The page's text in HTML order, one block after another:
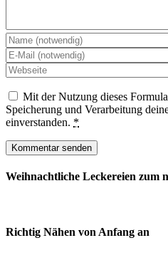
Mit der Nutzung dieses
Speicherung und Verarbeitung
einverstanden. *
Weihnachtliche Leckereien zum
Richtig Nähen von Anfang an